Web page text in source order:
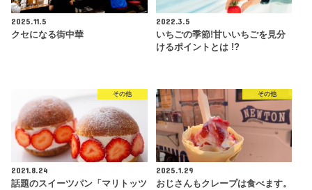
2025.11.5
クセになる街中華
2022.3.5
いちごの季節!甘いいちごを見分
けるポイントとは !?
その他
2021.8.24
話題のスイーツパン「マリトッツ
その他
2025.1.29
おじさんもクレープは食べます。